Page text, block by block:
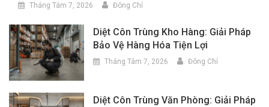
Tháng Tám 7, 2026 Đông Chí
Diệt Côn Trùng Kho Hàng: Giải Pháp
Bảo Vệ Hàng Hóa Tiện Lợi
Tháng Tám 7, 2026 Đông Chí
Diệt Côn Trùng Văn Phòng: Giải Pháp